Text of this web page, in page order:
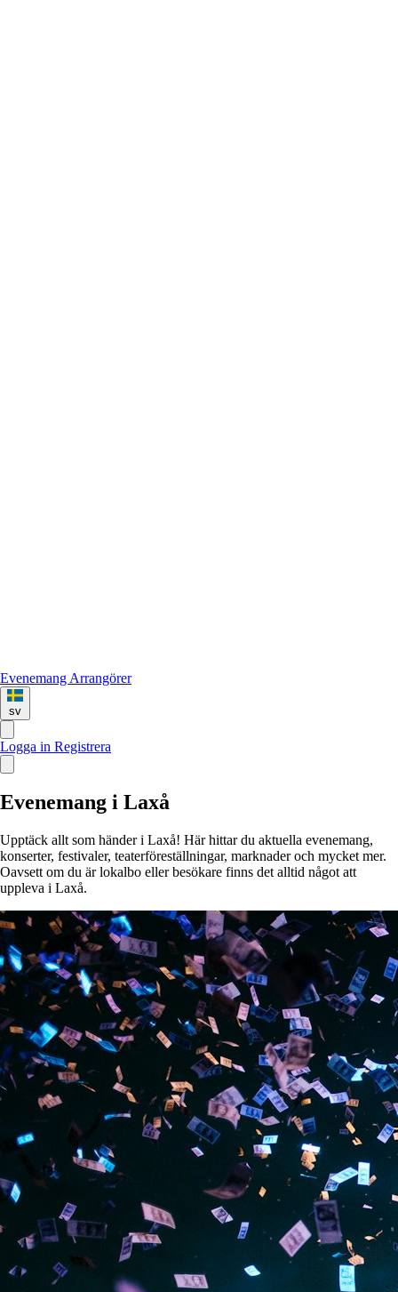
Evenemang Arrangörer
sv
Logga in Registrera
Evenemang i Laxå
Upptäck allt som händer i Laxå! Här hittar du aktuella evenemang,
konserter, festivaler, teaterföreställningar, marknader och mycket mer.
Oavsett om du är lokalbo eller besökare finns det alltid något att
uppleva i Laxå.